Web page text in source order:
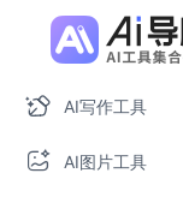
AI写作工具
AI图片工具